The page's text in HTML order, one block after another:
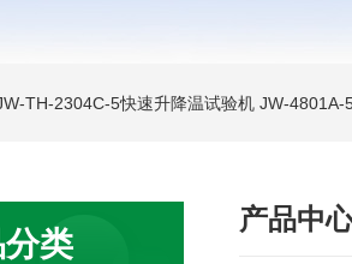
TH-2304C-5快速升降温试验机 JW-4801A-
类
产品中